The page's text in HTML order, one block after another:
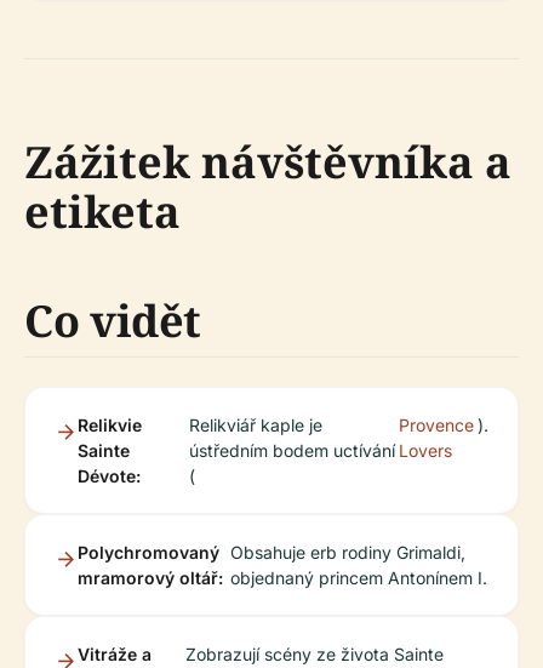
Zážitek návštěvníka a
etiketa
Co vidět
Relikvie
Sainte
Dévote:
Relikviář kaple je
ústředním bodem uctívání
(
Provence
Lovers
).
Polychromovaný
mramorový oltář:
Obsahuje erb rodiny Grimaldi,
objednaný princem Antonínem I.
Vitráže a
Zobrazují scény ze života Sainte